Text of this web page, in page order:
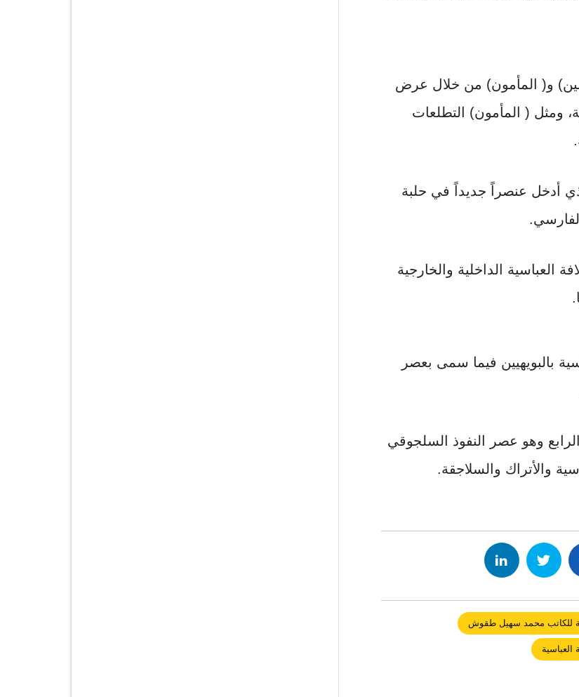
و( المأمون) من خلال عرض
ومثل ( المأمون) التطلعات
أدخل عنصراً جديداً في حلبة
العباسية الداخلية والخارجية
بالبويهيين فيما سمى بعصر
وهو عصر النفوذ السلجوقي
والأتراك والسلاجقة.
للكاتب محمد سهيل طقوش
العباسية